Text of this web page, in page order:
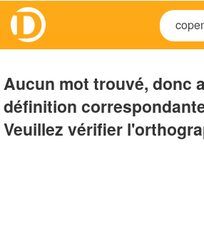
Aucun mot trouvé, donc
définition
Veuillez vérifier